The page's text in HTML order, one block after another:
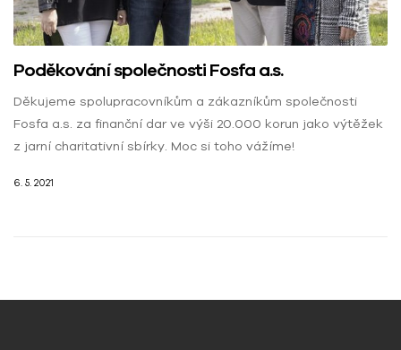
Poděkování společnosti Fosfa a.s.
Děkujeme spolupracovníkům a zákazníkům společnosti
Fosfa a.s. za finanční dar ve výši 20.000 korun jako výtěžek
z jarní charitativní sbírky. Moc si toho vážíme!
6. 5. 2021